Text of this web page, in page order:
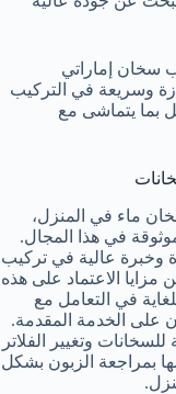
سخان إماراتي
وسريعة في التركيب
بما يتماشى مع
ماء في المنزل،
في هذا المجال.
وخبرة عالية في تركيب
الاعتماد على هذه
في التعامل مع
على الخدمة المقدمة.
وتغيير الفلاتر
بمراجعة الزبون بشكل